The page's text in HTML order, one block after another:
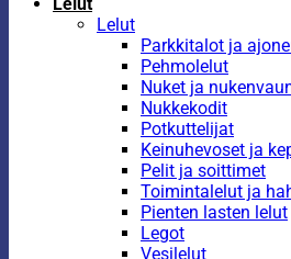
Lelut
Parkkitalot ja
Pehmolelut
Nuket ja
Nukkekodit
Potkuttelijat
Keinuhevoset ja
Pelit ja soittimet
Toimintalelut ja
Pienten lasten lelut
Legot
Vesilelut